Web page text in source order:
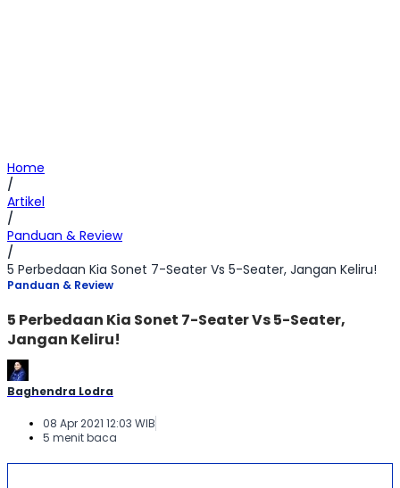
Home
/
Artikel
/
Panduan & Review
/
5 Perbedaan Kia Sonet 7-Seater Vs 5-Seater, Jangan Keliru!
Panduan & Review
5 Perbedaan Kia Sonet 7-Seater Vs 5-Seater,
Jangan Keliru!
Baghendra Lodra
08 Apr 2021 12:03 WIB
5 menit baca